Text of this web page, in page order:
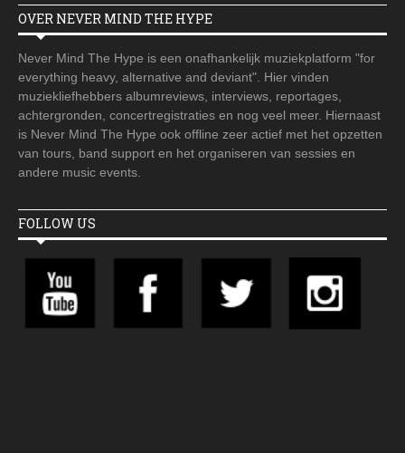
OVER NEVER MIND THE HYPE
Never Mind The Hype is een onafhankelijk muziekplatform "for
everything heavy, alternative and deviant". Hier vinden
muziekliefhebbers albumreviews, interviews, reportages,
achtergronden, concertregistraties en nog veel meer. Hiernaast
is Never Mind The Hype ook offline zeer actief met het opzetten
van tours, band support en het organiseren van sessies en
andere music events.
FOLLOW US